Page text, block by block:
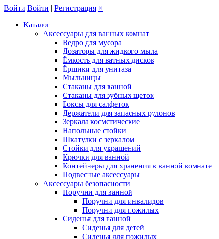
Войти Войти | Регистрация ×
Каталог
Аксессуары для ванных комнат
Ведро для мусора
Дозаторы для жидкого мыла
Ёмкость для ватных дисков
Ёршики для унитаза
Мыльницы
Стаканы для ванной
Стаканы для зубных щеток
Боксы для салфеток
Держатели для запасных рулонов
Зеркала косметические
Напольные стойки
Шкатулки с зеркалом
Стойки для украшений
Крючки для ванной
Контейнеры для хранения в ванной комнате
Подвесные аксессуары
Аксессуары безопасности
Поручни для ванной
Поручни для инвалидов
Поручни для пожилых
Сиденья для ванной
Сиденья для детей
Сиденья для пожилых